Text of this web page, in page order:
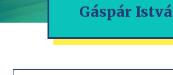
Gáspár